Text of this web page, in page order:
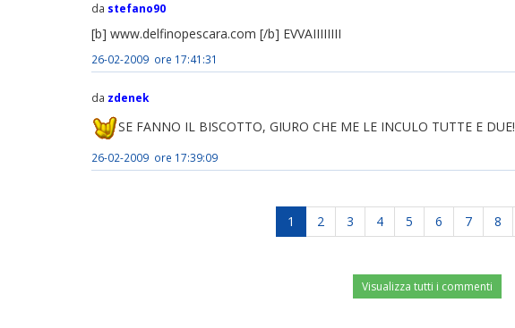
da stefano90
[b] www.delfinopescara.com [/b] EVVAIIIIIIII
26-02-2009 ore 17:41:31
da zdenek
SE FANNO IL BISCOTTO, GIURO CHE ME LE INCULO TUTTE E DUE!
26-02-2009 ore 17:39:09
1 2 3 4 5 6 7 8
Visualizza tutti i commenti